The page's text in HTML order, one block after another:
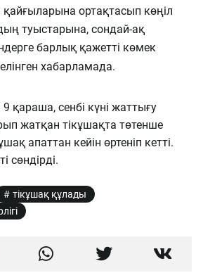
ортақтасып көңіл
туыстарына, сондай-ақ
барлық қажетті көмек
хабарламада.
қараша, сенбі күні жаттығу
жатқан тікұшақта төтенше
апаттан кейін өртеніп кетті.
сөндірді.
тікұшақ құлады